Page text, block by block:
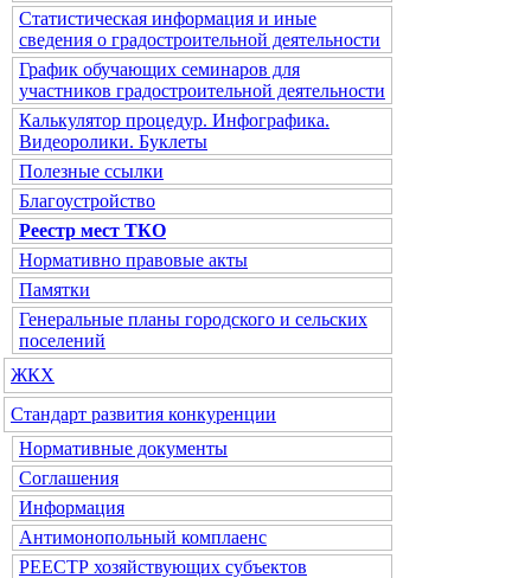
Статистическая информация и иные
сведения о градостроительной деятельности
График обучающих семинаров для
участников градостроительной деятельности
Калькулятор процедур. Инфографика.
Видеоролики. Буклеты
Полезные ссылки
Благоустройство
Реестр мест ТКО
Нормативно правовые акты
Памятки
Генеральные планы городского и сельских
поселений
ЖКХ
Стандарт развития конкуренции
Нормативные документы
Соглашения
Информация
Антимонопольный комплаенс
РЕЕСТР хозяйствующих субъектов